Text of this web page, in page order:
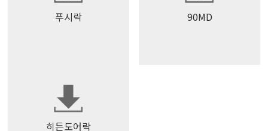
푸시락 90MD
히든도어락